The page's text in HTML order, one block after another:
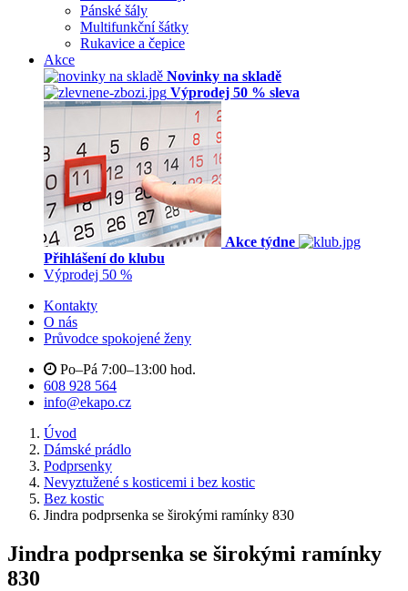
Pánské šály
Multifunkční šátky
Rukavice a čepice
Akce
Novinky na skladě
Výprodej 50 % sleva
Akce týdne
Přihlášení do klubu
Výprodej 50 %
Kontakty
O nás
Průvodce spokojené ženy
Po–Pá 7:00–13:00 hod.
608 928 564
info@ekapo.cz
Úvod
Dámské prádlo
Podprsenky
Nevyztužené s kosticemi i bez kostic
Bez kostic
Jindra podprsenka se širokými ramínky 830
Jindra podprsenka se širokými ramínky
830